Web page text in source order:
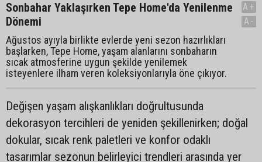
Sonbahar Yaklaşırken Tepe Home'da Yenilenme
Dönemi
Ağustos ayıyla birlikte evlerde yeni sezon hazırlıkları
başlarken, Tepe Home, yaşam alanlarını sonbaharın
sıcak atmosferine uygun şekilde yenilemek
isteyenlere ilham veren koleksiyonlarıyla öne çıkıyor.
A+
A-
Değişen yaşam alışkanlıkları doğrultusunda
dekorasyon tercihleri de yeniden şekillenirken; doğal
dokular, sıcak renk paletleri ve konfor odaklı
tasarımlar sezonun belirleyici trendleri arasında yer